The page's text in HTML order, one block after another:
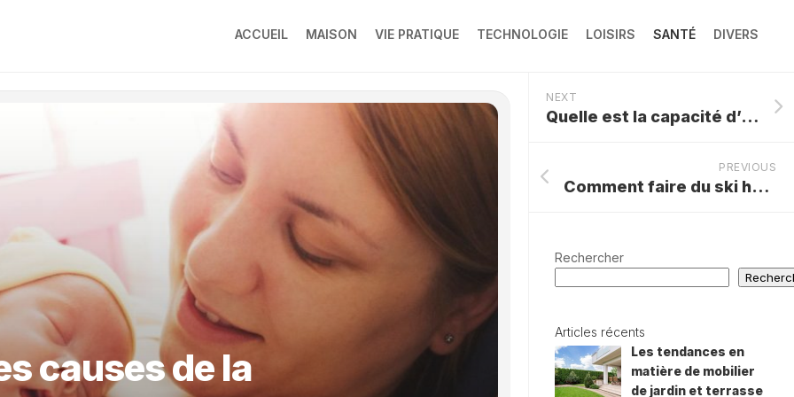
ACCUEIL MAISON VIE PRATIQUE TECHNOLOGIE LOISIRS SANTÉ DIVERS
causes de la
NEXT
Quelle est la capacité d’une bouteille isotherme ?
PREVIOUS
Comment faire du ski hors-piste ?
Rechercher
Articles récents
Les tendances en
matière de mobilier
de jardin et terrasse